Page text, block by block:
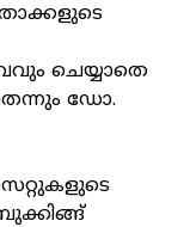
ചെയ്യാതെ
ഡോ.